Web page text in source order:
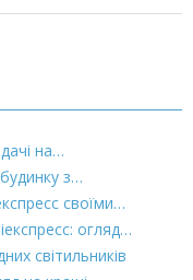
на…
з…
своїми…
огляд…
світильників